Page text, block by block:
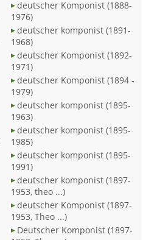
deutscher Komponist (1888-
1976)
deutscher komponist (1891-
1968)
deutscher Komponist (1892-
1971)
deutscher Komponist (1894 -
1979)
deutscher komponist (1895-
1963)
deutscher komponist (1895-
1985)
deutscher komponist (1895-
1991)
deutscher komponist (1897-
1953, theo ...)
deutscher Komponist (1897-
1953, Theo ...)
Deutscher Komponist (1897-